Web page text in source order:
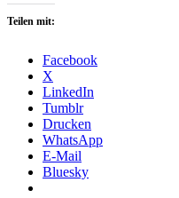
Teilen mit:
Facebook
X
LinkedIn
Tumblr
Drucken
WhatsApp
E-Mail
Bluesky